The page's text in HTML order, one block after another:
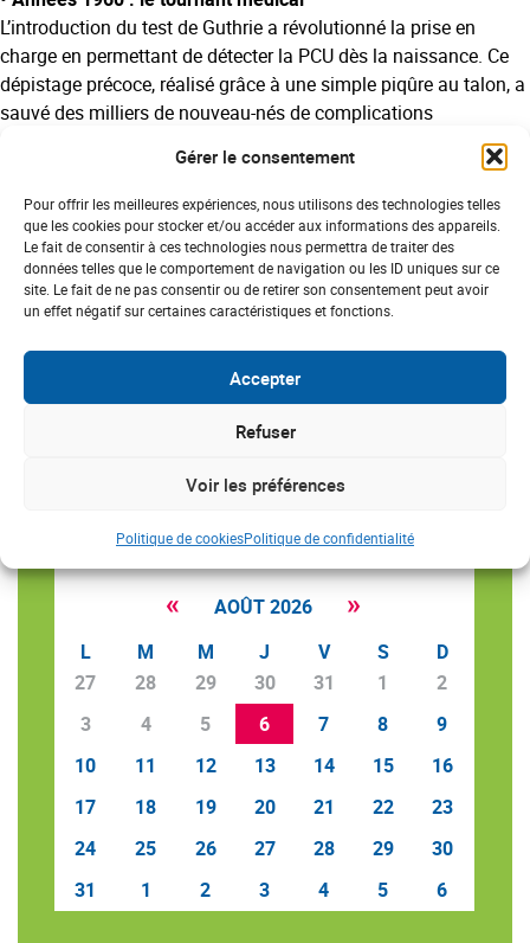
Gérer le consentement
Pour offrir les meilleures expériences, nous utilisons des technologies telles
que les cookies pour stocker et/ou accéder aux informations des appareils.
Le fait de consentir à ces technologies nous permettra de traiter des
données telles que le comportement de navigation ou les ID uniques sur ce
site. Le fait de ne pas consentir ou de retirer son consentement peut avoir
un effet négatif sur certaines caractéristiques et fonctions.
Accepter
Refuser
Voir les préférences
Politique de cookiesPolitique de confidentialité
L’introduction du test de Guthrie a révolutionné la prise en
charge en permettant de détecter la PCU dès la naissance. Ce
dépistage précoce, réalisé grâce à une simple piqûre au talon, a
sauvé des milliers de nouveau-nés de complications
dépistage précoce reste la clé et soutient l'innovation
médicale pour offrir une meilleure qualité de vie aux patients.
Google Agenda Exporter vers iCal
« AOÛT 2026 »
L M M J V S
D
27
28 29 30 31 1
2
3
4 5 6 7 8
9
10
11 12 13 14 15
16
17
18 19 20 21 22
23
24
25 26 27 28 29
30
31
1 2 3 4 5 6